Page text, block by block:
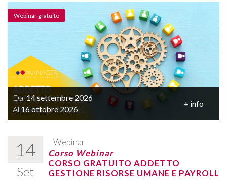
Dal14 settembre 2026
Al16 ottobre 2026
+ info
14
Set
Webinar
Webinar gratuito
Corso Webinar
CORSO GRATUITO ADDETTO
GESTIONE RISORSE UMANE E PAYROLL